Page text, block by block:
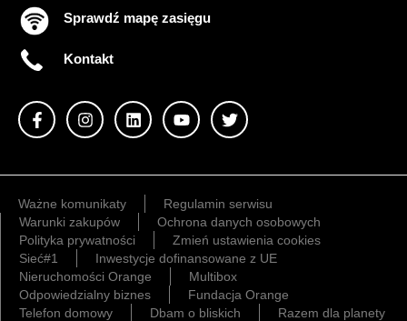
Sprawdź mapę zasięgu
Kontakt
Ważne komunikaty
Regulamin serwisu
Warunki zakupów
Ochrona danych osobowych
Polityka prywatności
Zmień ustawienia cookies
Sieć#1
Inwestycje dofinansowane z UE
Nieruchomości Orange
Multibox
Odpowiedzialny biznes
Fundacja Orange
Telefon domowy
Dbam o bliskich Razem dla planety